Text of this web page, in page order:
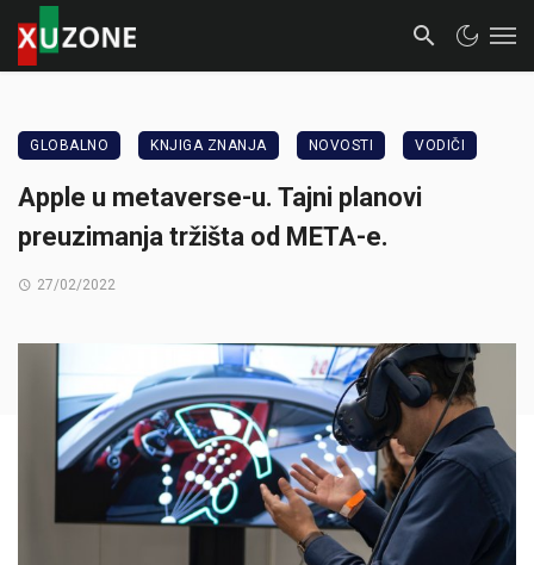
GLOBALNO KNJIGA ZNANJA NOVOSTI VODIČI
Apple u metaverse-u. Tajni planovi
preuzimanja tržišta od META-e.
27/02/2022